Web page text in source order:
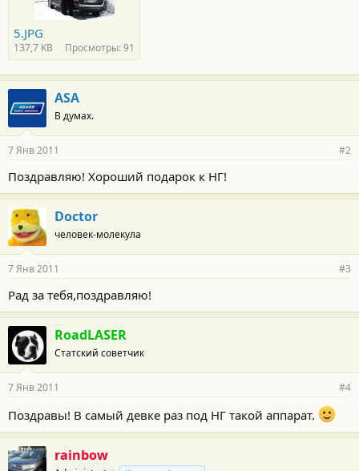
5.JPG
137,7 KB Просмотры: 91
ASA
В думах.
7 Янв 2011 #2
Поздравляю! Хороший подарок к НГ!
Doctor
человек-молекула
7 Янв 2011 #3
Рад за тебя,поздравляю!
RoadLASER
Статский советчик
7 Янв 2011 #4
Поздравы! В самый девке раз под НГ такой аппарат.
rainbow